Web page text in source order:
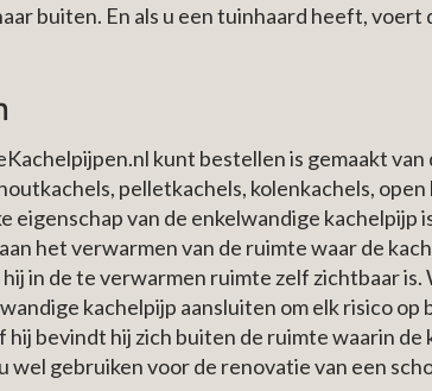
buiten. En als u een tuinhaard heeft,
kunt bestellen is gemaakt
pelletkachels, kolenkachels,
van de enkelwandige kachelpijp
het verwarmen van de ruimte waar de
in de te verwarmen ruimte zelf zichtbaar
kachelpijp aansluiten om elk risico op
bevindt hij zich buiten de ruimte waarin de
gebruiken voor de renovatie van een